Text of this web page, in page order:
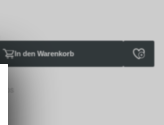
In den Warenkorb